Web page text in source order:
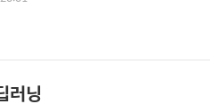
으로 사용하며 3번을 반복한다.
러닝